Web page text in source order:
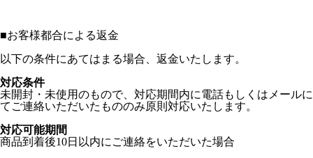
■お客様都合による返金
以下の条件にあてはまる場合、返金いたします。
対応条件
未開封・未使用のもので、対応期間内に電話もしくはメールに
てご連絡いただいたもののみ原則対応いたします。
対応可能期間
商品到着後10日以内にご連絡をいただいた場合